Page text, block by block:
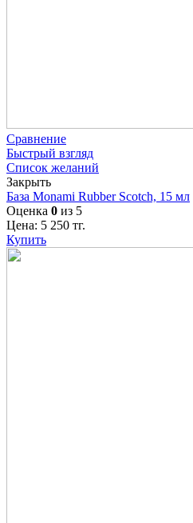
Сравнение
Быстрый взгляд
Список желаний
Закрыть
База Monami Rubber Scotch, 15 мл
Оценка 0 из 5
Цена: 5 250 тг.
Купить